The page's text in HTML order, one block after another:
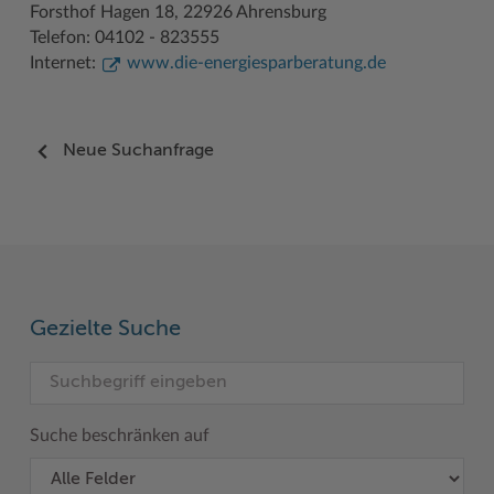
Woche der Seelischen Gesundheit
Zahlen, Daten, Fakten
Forsthof Hagen 18, 22926 Ahrensburg
Telefon: 04102 - 823555
Internet:
www.die-energiesparberatung.de
Neue Suchanfrage
Gezielte Suche
Suche beschränken auf